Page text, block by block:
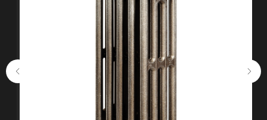
+375 (29) 652 34 03
ООО «ТермоАльянс», РБ, 220062, г.
Минск пр-т Победителей 131, оф.68 УНП
692071529, р/с BY38 ALFA 3012 2327
5000 2027 0000, в ЗАО «Альфа-Банк»,
код ALFABY2X, 220013 г. Минск, ул.
Сурганова, 43-47